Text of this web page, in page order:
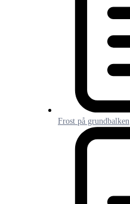
Frost på grundbalken